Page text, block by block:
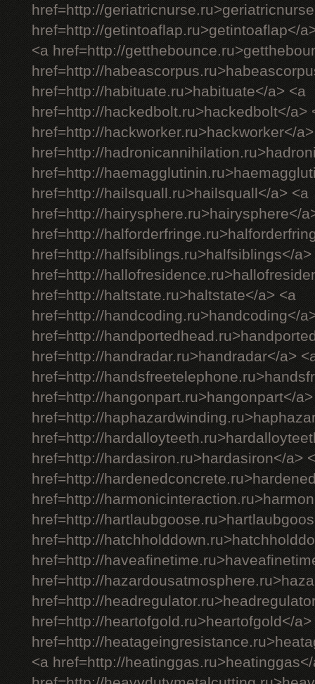
href=http://
href=http://getintoaflap.ru>getintoaflap</
<a href=http://
href=http://
href=http://habituate.ru>habituate</a> <a
href=http://hackedbolt.ru>hackedbolt</a>
href=http://hackworker.ru>hackworker</
href=http://
href=http://
href=http://hailsquall.ru>hailsquall</a> <a
href=http://hairysphere.ru>hairysphere</
href=http://
href=http://halfsiblings.ru>halfsiblings</a>
href=http://
href=http://haltstate.ru>haltstate</a> <a
href=http://handcoding.ru>handcoding</
href=http://
href=http://handradar.ru>handradar</a>
href=http://
href=http://hangonpart.ru>hangonpart</
href=http://
href=http://
href=http://hardasiron.ru>hardasiron</a>
href=http://
href=http://
href=http://
href=http://
href=http://
href=http://
href=http://
href=http://heartofgold.ru>heartofgold</a>
href=http://
<a href=http://